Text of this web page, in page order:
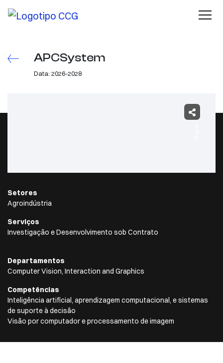
APCSystem
Data: 2026-2028
Setores
Agroindústria
Serviços
Investigação e Desenvolvimento sob Contrato
Departamentos
Computer Vision, Interaction and Graphics
Competências
Inteligência artificial, aprendizagem computacional, e sistemas
de suporte à decisão
Visão por computador e processamento de imagem